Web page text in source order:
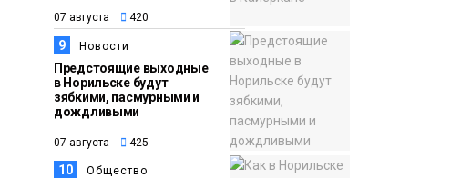
07 августа 420
9 Новости
Предстоящие выходные
в Норильске будут
зябкими, пасмурными и
дождливыми
07 августа 425
10 Общество